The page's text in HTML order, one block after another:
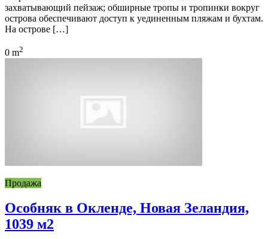
захватывающий пейзаж; обширные тропы и тропинки вокруг
острова обеспечивают доступ к уединенным пляжам и бухтам.
На острове […]
0 m2
Продажа
Особняк в Окленде, Новая Зеландия,
1039 м2